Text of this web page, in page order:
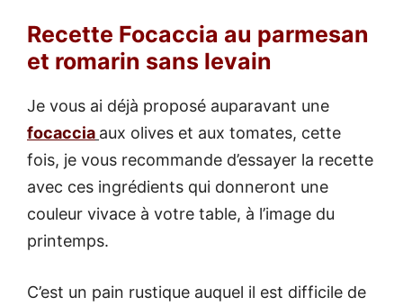
Recette Focaccia au parmesan
et romarin sans levain
Je vous ai déjà proposé auparavant une
focaccia aux olives et aux tomates, cette
fois, je vous recommande d’essayer la recette
avec ces ingrédients qui donneront une
couleur vivace à votre table, à l’image du
printemps.
C’est un pain rustique auquel il est difficile de